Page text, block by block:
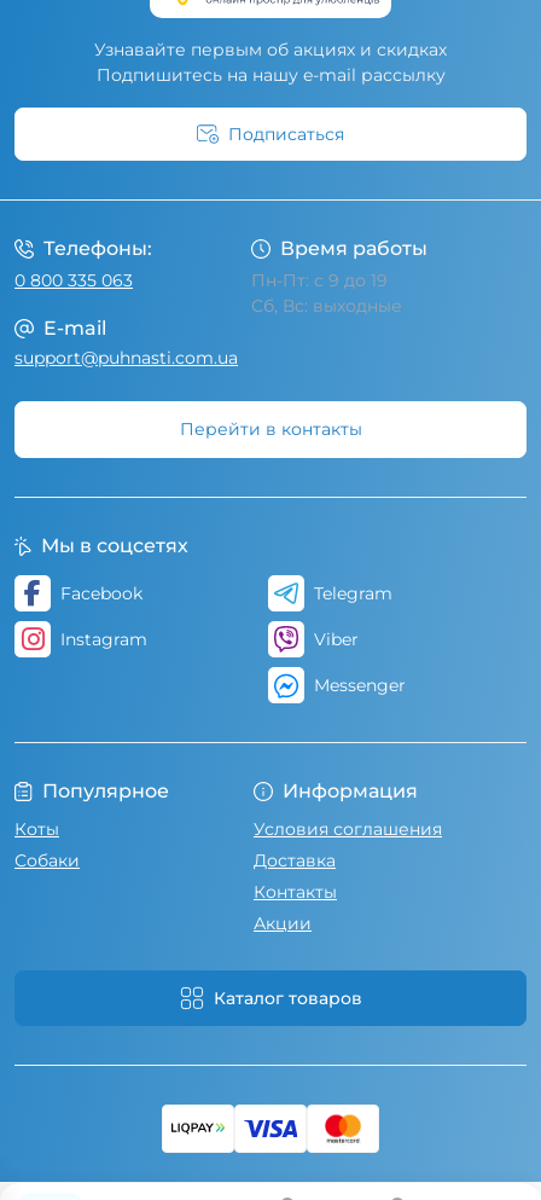
Узнавайте первым об акциях и скидках
Подпишитесь на нашу e-mail рассылку
Подписаться
Телефоны:
0 800 335 063
Время работы
Пн-Пт: с 9 до 19
Сб, Вс: выходные
E-mail
support@puhnasti.com.ua
Перейти в контакты
Популярное
Коты
Собаки
Информация
Условия соглашения
Доставка
Контакты
Акции
Каталог товаров
Мы в соцсетях
Facebook
Instagram
Telegram
Viber
Messenger